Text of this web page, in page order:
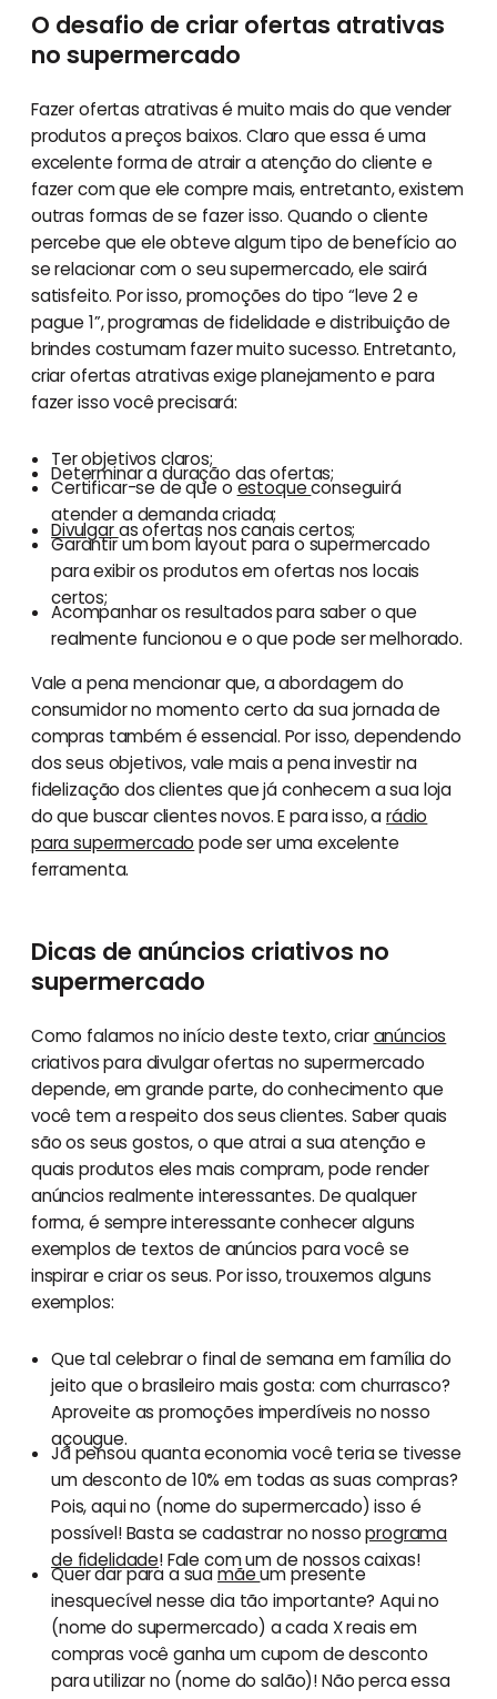
O desafio de criar ofertas atrativas
no supermercado
Fazer ofertas atrativas é muito mais do que vender
produtos a preços baixos. Claro que essa é uma
excelente forma de atrair a atenção do cliente e
fazer com que ele compre mais, entretanto, existem
outras formas de se fazer isso. Quando o cliente
percebe que ele obteve algum tipo de benefício ao
se relacionar com o seu supermercado, ele sairá
satisfeito. Por isso, promoções do tipo “leve 2 e
pague 1”, programas de fidelidade e distribuição de
brindes costumam fazer muito sucesso. Entretanto,
criar ofertas atrativas exige planejamento e para
fazer isso você precisará:
Ter objetivos claros;
Determinar a duração das ofertas;
Certificar-se de que o estoqueconseguirá
atender a demanda criada;
Divulgaras ofertas nos canais certos;
Garantir um bom layout para o supermercado
para exibir os produtos em ofertas nos locais
certos;
Acompanhar os resultados para saber o que
realmente funcionou e o que pode ser melhorado.
Vale a pena mencionar que, a abordagem do
consumidor no momento certo da sua jornada de
compras também é essencial. Por isso, dependendo
dos seus objetivos, vale mais a pena investir na
fidelização dos clientes que já conhecem a sua loja
do que buscar clientes novos. E para isso, arádio
para supermercado pode ser uma excelente
ferramenta.
Dicas de anúncios criativos no
supermercado
Como falamos no início deste texto, criaranúncios
criativos para divulgar ofertas no supermercado
depende, em grande parte, do conhecimento que
você tem a respeito dos seus clientes. Saber quais
são os seus gostos, o que atrai a sua atenção e
quais produtos eles mais compram, pode render
anúncios realmente interessantes. De qualquer
forma, é sempre interessante conhecer alguns
exemplos de textos de anúncios para você se
inspirar e criar os seus. Por isso, trouxemos alguns
exemplos:
Que tal celebrar o final de semana em família do
jeito que o brasileiro mais gosta: com churrasco?
Aproveite as promoções imperdíveis no nosso
açougue.
Já pensou quanta economia você teria se tivesse
um desconto de 10% em todas as suas compras?
Pois, aqui no (nome do supermercado) isso é
possível! Basta se cadastrar no nossoprograma
de fidelidade! Fale com um de nossos caixas!
Quer dar para a suamãeum presente
inesquecível nesse dia tão importante? Aqui no
(nome do supermercado) a cada X reais em
compras você ganha um cupom de desconto
para utilizar no (nome do salão)! Não perca essa